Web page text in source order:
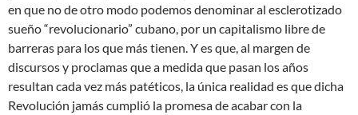
en que no de otro modo podemos denominar al esclerotizado
sueño “revolucionario” cubano, por un capitalismo libre de
barreras para los que más tienen. Y es que, al margen de
discursos y proclamas que a medida que pasan los años
resultan cada vez más patéticos, la única realidad es que dicha
Revolución jamás cumplió la promesa de acabar con la